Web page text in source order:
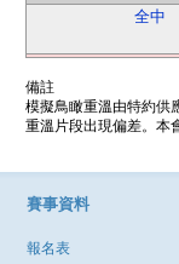
全中
備註
模擬鳥瞰重溫由特約供
重溫片段出現偏差。本
賽事資料
報名表